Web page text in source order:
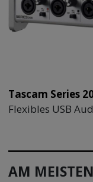
Tascam Series
Flexibles USB
AM